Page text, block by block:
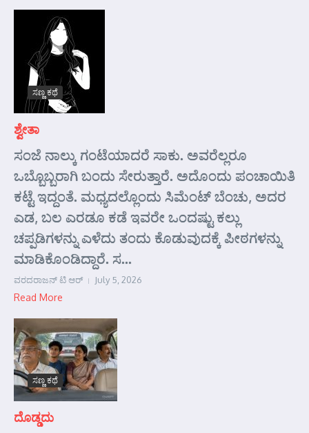
ಸಣ್ಣ ಕಥೆ
ಶ್ವೇತಾ
ಸಂಜೆ ನಾಲ್ಕು ಗಂಟೆಯಾದರೆ ಸಾಕು. ಅವರೆಲ್ಲರೂ
ಒಬ್ಬೊಬ್ಬರಾಗಿ ಬಂದು ಸೇರುತ್ತಾರೆ. ಅದೊಂದು ಪಂಚಾಯಿತಿ
ಕಟ್ಟೆ ಇದ್ದಂತೆ. ಮಧ್ಯದಲ್ಲೊಂದು ಸಿಮೆಂಟ್ ಬೆಂಚು, ಅದರ
ಎಡ, ಬಲ ಎರಡೂ ಕಡೆ ಇವರೇ ಒಂದಷ್ಟು ಕಲ್ಲು
ಚಪ್ಪಡಿಗಳನ್ನು ಎಳೆದು ತಂದು ಕೊಡುವುದಕ್ಕೆ ಪೀಠಗಳನ್ನು
ಮಾಡಿಕೊಂಡಿದ್ದಾರೆ. ಸ...
ವರದರಾಜನ್ ಟಿ ಆರ್ July 5, 2026
Read More
ಸಣ್ಣ ಕಥೆ
ದೊಡ್ಡದು